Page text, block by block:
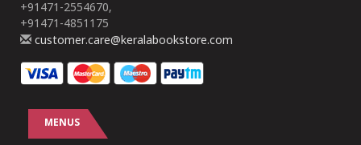
+91471-2554670,
+91471-4851175
customer.care@keralabookstore.com
MENUS